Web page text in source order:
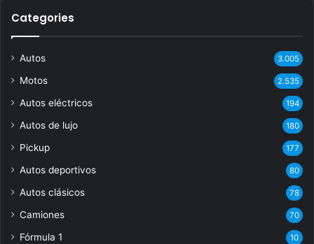
Categories
Autos 3.005
Motos 2.535
Autos eléctricos 194
Autos de lujo 180
Pickup 177
Autos deportivos 80
Autos clásicos 78
Camiones 70
Fórmula 1 10